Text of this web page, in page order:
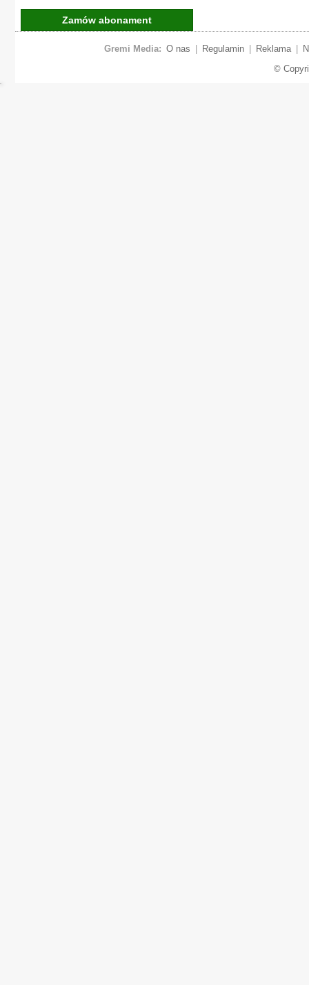
Zamów abonament
Gremi Media: O nas Regulamin Reklama
©